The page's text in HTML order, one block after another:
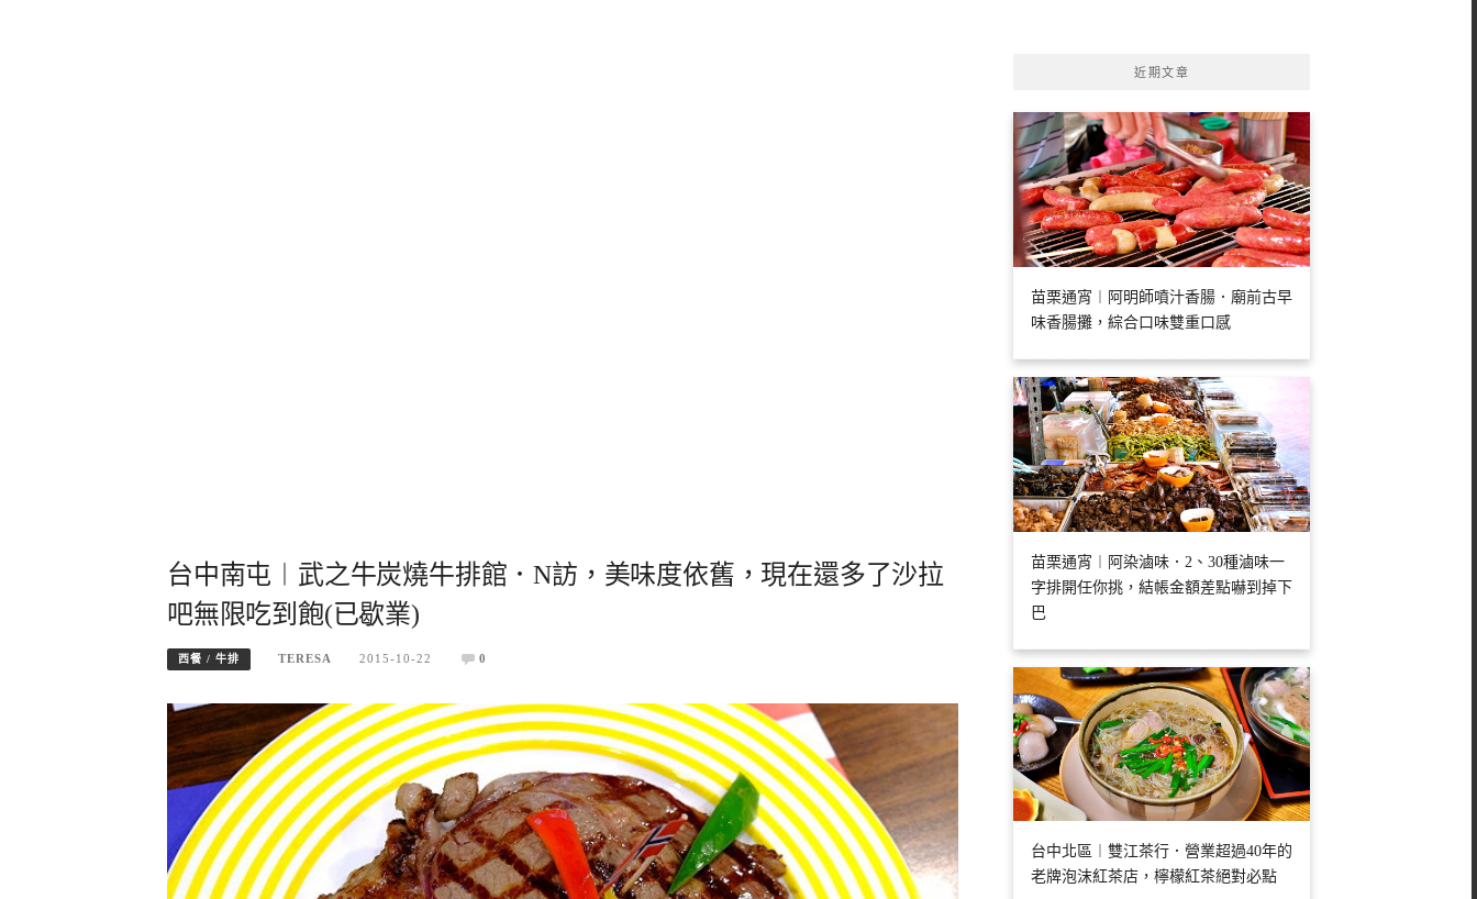
台中南屯︱武之牛炭燒牛排館．N訪，美味度依舊，現在還多了沙拉
吧無限吃到飽(已歇業)
西餐 / 牛排 TERESA 2015-10-22 0
近期文章
苗栗通宵︱阿明師噴汁香腸．廟前古早
味香腸攤，綜合口味雙重口感
苗栗通宵︱阿染滷味．2、30種滷味一
字排開任你挑，結帳金額差點嚇到掉下
巴
台中北區︱雙江茶行．營業超過40年的
老牌泡沫紅茶店，檸檬紅茶絕對必點